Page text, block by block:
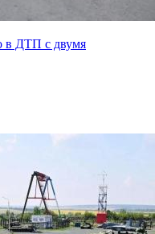
в ДТП с двумя